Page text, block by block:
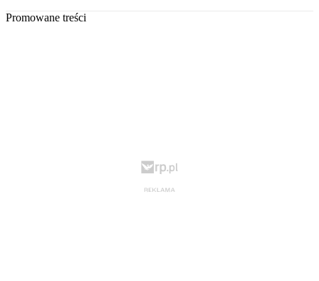
Promowane treści